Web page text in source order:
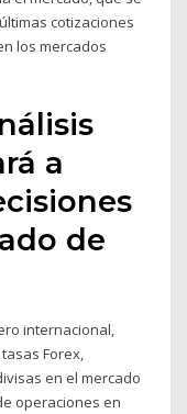
cotizaciones
los mercados
a
de
internacional,
Forex,
en el mercado
operaciones en